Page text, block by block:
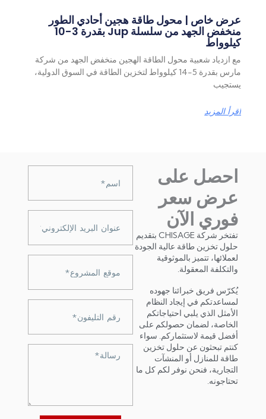
عرض خاص | محول طاقة هجين أحادي الطور
منخفض الجهد من سلسلة Jup بقدرة 3-10
كيلوواط
مع ازدياد شعبية محول الطاقة الهجين منخفض الجهد من شركة
مارس بقدرة 5-14 كيلوواط لتخزين الطاقة في السوق الدولية،
يستجيب
اقرأ المزيد
احصل على
عرض سعر
فوري الآن
تفتخر شركة CHISAGE بتقديم
حلول تخزين طاقة عالية الجودة
لعملائها، تتميز بالموثوقية
والتكلفة المعقولة.
يُكرّس فريق خبرائنا جهوده
لمساعدتكم في إيجاد النظام
الأمثل الذي يلبي احتياجاتكم
الخاصة، لضمان حصولكم على
أفضل قيمة لاستثماركم. سواء
كنتم تبحثون عن حلول تخزين
طاقة للمنازل أو المنشآت
التجارية، فنحن نوفر لكم كل ما
تحتاجونه.
mail
Numer
telefonu
Wiadomość